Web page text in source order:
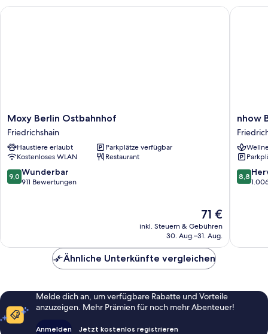
Moxy
Berlin
Ostbahnhof
Friedrichshain
Moxy Berlin Ostbahnhof
Friedrichshain
Haustiere erlaubt
Parkplätze verfügbar
Kostenloses WLAN
Restaurant
9.0
von
9,0 Wunderbar
911 Bewertungen
Der
Preis
beträgt
71 €
inkl. Steuern & Gebühren
30. Aug.–31. Aug.
Moxy Berlin Ostbahnhof
nhow
Berlin
nhow
8.8
von
8,8
nhow
Ähnliche Unterkünfte vergleichen
Melde dich an, um verfügbare Rabatte und Vorteile
anzuzeigen. Mehr Prämien für noch mehr Abenteuer!
Anmelden Jetzt kostenlos registrieren